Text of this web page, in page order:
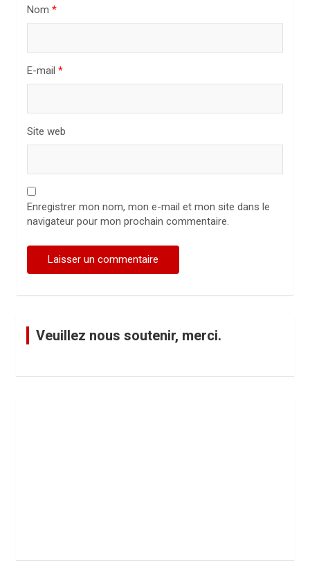
Nom *
E-mail *
Site web
Enregistrer mon nom, mon e-mail et mon site dans le
navigateur pour mon prochain commentaire.
Veuillez nous soutenir, merci.